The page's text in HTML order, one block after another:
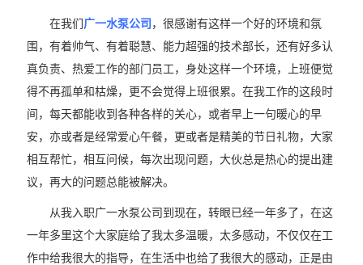
在我们广一水泵公司 ，很感谢有这样一个好的环境和氛
围，有着帅气、有着聪慧、能力超强的技术部长，还有好多认
真负责、热爱工作的部门员工，身处这样一个环境，上班便觉
得不再孤单和枯燥，更不会觉得上班很累。在我工作的这段时
间，每天都能收到各种各样的关心，或者早上一句暖心的早
安，亦或者是经常爱心午餐，更或者是精美的节日礼物，大家
相互帮忙，相互问候，每次出现问题，大伙总是热心的提出建
议，再大的问题总能被解决。
从我入职广一水泵公司到现在，转眼已经一年多了，在这
一年多里这个大家庭给了我太多温暖，太多感动，不仅仅在工
作中给我很大的指导，在生活中也给了我很大的感动，正是由